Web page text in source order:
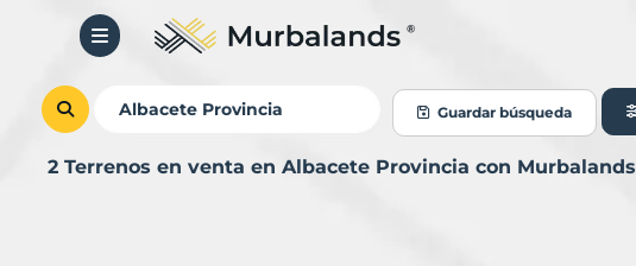
Guardar búsqueda
2 Terrenos en venta en Albacete Provincia con Murbalands